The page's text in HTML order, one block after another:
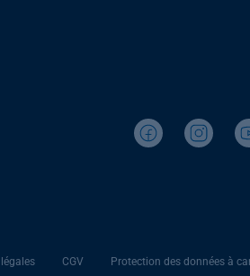
CGV Protection des données à